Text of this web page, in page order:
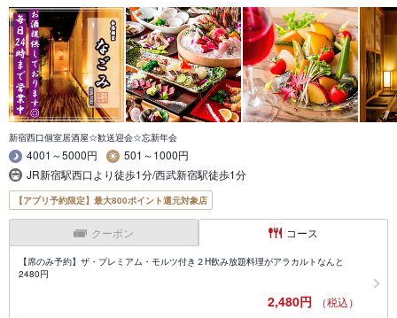
新宿西口個室居酒屋☆歓送迎会☆忘新年会
4001～5000円
501～1000円
JR新宿駅西口より徒歩1分/西武新宿駅徒歩1分
【アプリ予約限定】最大800ポイント還元対象店
クーポン コース
【席のみ予約】ザ・プレミアム・モルツ付き２H飲み放題料理がアラカルトなんと
2480円
2,480円 （税込）